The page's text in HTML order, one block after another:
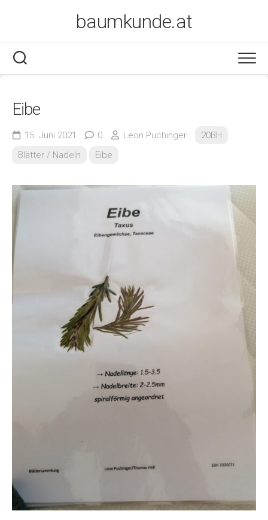
baumkunde.at
Eibe
15. Juni 2021 0 Leon Puchinger
20BH
Blätter / Nadeln
Eibe